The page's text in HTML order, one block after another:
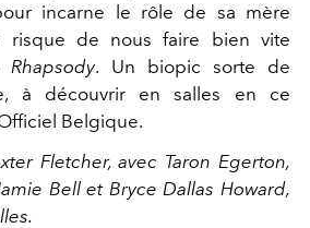
incarne le rôle de sa mère
risque de nous faire bien vite
Rhapsody. Un biopic sorte de
à découvrir en salles en ce
Belgique.
Fletcher, avec Taron Egerton,
Bell et Bryce Dallas Howard,